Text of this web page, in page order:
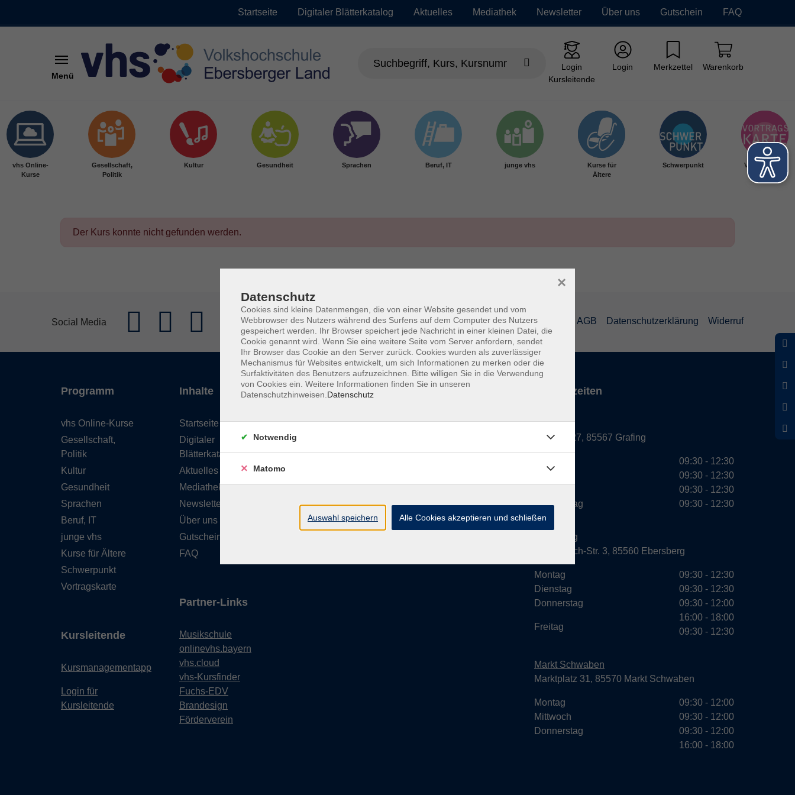
Startseite Digitaler Blätterkatalog Aktuelles Mediathek Newsletter Über uns Gutschein FAQ
Menü
Login
Kursleitende
Login Merkzettel Warenkorb
vhs Online-
Kurse
Gesellschaft,
Politik
Kultur Gesundheit Sprachen Beruf, IT junge vhs
Kurse für
Ältere
Schwerpunkt Vortragskarte
Der Kurs konnte nicht gefunden werden.
Social Media Barrierefreiheit Lage & Routenplan Impressum AGB Datenschutzerklärung Widerruf
Programm
vhs Online-Kurse
Gesellschaft,
Politik
Kultur
Gesundheit
Sprachen
Beruf, IT
junge vhs
Kurse für Ältere
Schwerpunkt
Vortragskarte
Kursleitende
Kursmanagementapp
Login für
Kursleitende
Inhalte
Startseite
Digitaler
Blätterkatalog
Aktuelles
Mediathek
Newsletter
Über uns
Gutschein
FAQ
Partner-Links
Musikschule
onlinevhs.bayern
vhs.cloud
vhs-Kursfinder
Fuchs-EDV
Brandesign
Förderverein
Volkshochschule Ebersberger Land im
Servicezeiten
Grafing
Griesstr. 27, 85567 Grafing
Donnerstag
09:30 - 12:30
09:30 - 12:30
09:30 - 12:30
09:30 - 12:30
Ebersberg
Dr.-Wintrich-Str. 3, 85560 Ebersberg
Montag
Dienstag
Donnerstag
Freitag
09:30 - 12:30
09:30 - 12:30
09:30 - 12:00
16:00 - 18:00
09:30 - 12:30
Markt Schwaben
Marktplatz 31, 85570 Markt Schwaben
Montag
Mittwoch
Donnerstag
09:30 - 12:00
09:30 - 12:00
09:30 - 12:00
16:00 - 18:00
Datenschutz
Cookies sind kleine Datenmengen, die von einer Website gesendet und vom
Webbrowser des Nutzers während des Surfens auf dem Computer des Nutzers
gespeichert werden. Ihr Browser speichert jede Nachricht in einer kleinen Datei, die
Cookie genannt wird. Wenn Sie eine weitere Seite vom Server anfordern, sendet
Ihr Browser das Cookie an den Server zurück. Cookies wurden als zuverlässiger
Mechanismus für Websites entwickelt, um sich Informationen zu merken oder die
Surfaktivitäten des Benutzers aufzuzeichnen. Bitte willigen Sie in die Verwendung
von Cookies ein. Weitere Informationen finden Sie in unseren
Datenschutzhinweisen. Datenschutz
×
Notwendig
Matomo
Auswahl speichern Alle Cookies akzeptieren und schließen